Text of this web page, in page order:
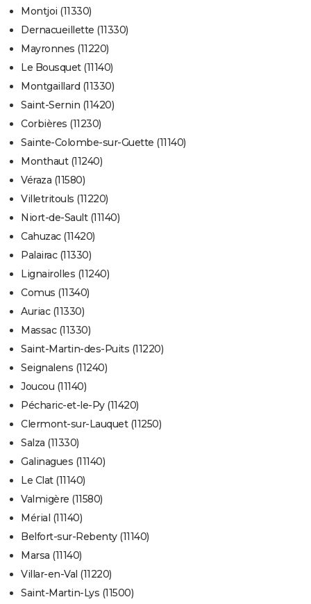
Montjoi (11330)
Dernacueillette (11330)
Mayronnes (11220)
Le Bousquet (11140)
Montgaillard (11330)
Saint-Sernin (11420)
Corbières (11230)
Sainte-Colombe-sur-Guette (11140)
Monthaut (11240)
Véraza (11580)
Villetritouls (11220)
Niort-de-Sault (11140)
Cahuzac (11420)
Palairac (11330)
Lignairolles (11240)
Comus (11340)
Auriac (11330)
Massac (11330)
Saint-Martin-des-Puits (11220)
Seignalens (11240)
Joucou (11140)
Pécharic-et-le-Py (11420)
Clermont-sur-Lauquet (11250)
Salza (11330)
Galinagues (11140)
Le Clat (11140)
Valmigère (11580)
Mérial (11140)
Belfort-sur-Rebenty (11140)
Marsa (11140)
Villar-en-Val (11220)
Saint-Martin-Lys (11500)